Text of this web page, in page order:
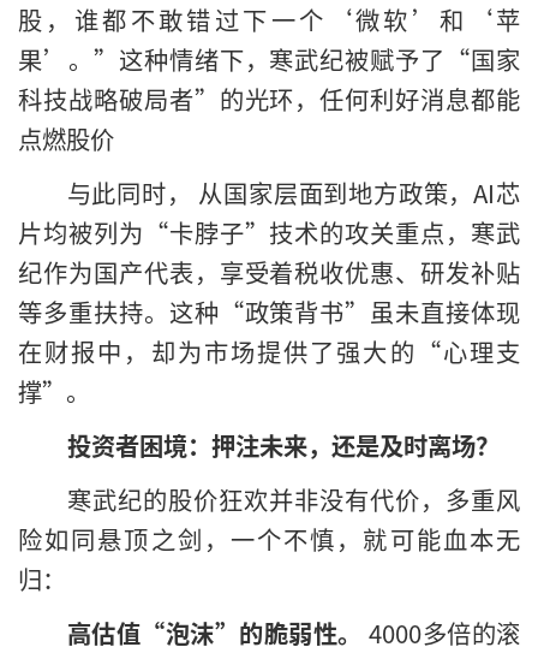
股，谁都不敢错过下一个‘微软’和‘苹
果’。”这种情绪下，寒武纪被赋予了“国家
科技战略破局者”的光环，任何利好消息都能
点燃股价
与此同时， 从国家层面到地方政策，AI芯
片均被列为“卡脖子”技术的攻关重点，寒武
纪作为国产代表，享受着税收优惠、研发补贴
等多重扶持。这种“政策背书”虽未直接体现
在财报中，却为市场提供了强大的“心理支
撑”。
投资者困境：押注未来，还是及时离场？
寒武纪的股价狂欢并非没有代价，多重风
险如同悬顶之剑，一个不慎，就可能血本无
归：
高估值“泡沫”的脆弱性。4000多倍的滚